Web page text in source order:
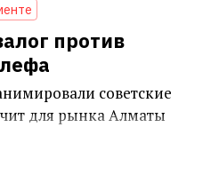
против
советские
для рынка Алматы